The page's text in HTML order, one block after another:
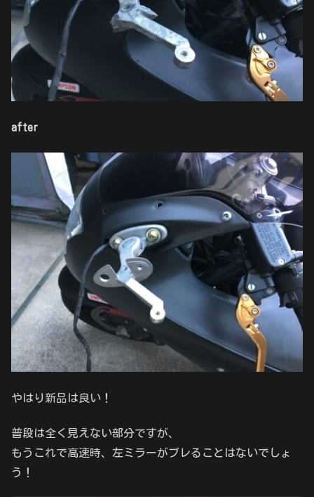
after
やはり新品は良い！
普段は全く見えない部分ですが、
もうこれで高速時、左ミラーがブレることはないでしょ
う！